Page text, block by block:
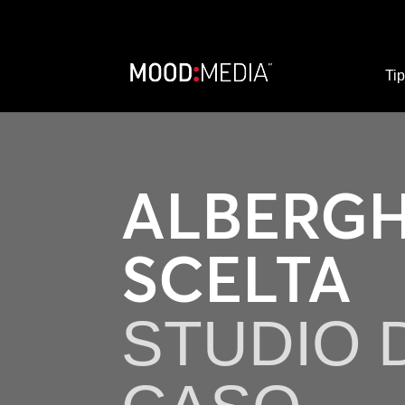
SCELTA
STUDIO